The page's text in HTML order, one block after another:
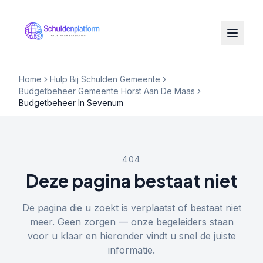
Home
Hulp Bij Schulden Gemeente
Budgetbeheer Gemeente Horst Aan De Maas
Budgetbeheer In Sevenum
404
Deze pagina bestaat niet
De pagina die u zoekt is verplaatst of bestaat niet
meer. Geen zorgen — onze begeleiders staan
voor u klaar en hieronder vindt u snel de juiste
informatie.